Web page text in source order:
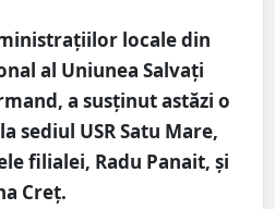
locale din
al Uniunea Salvați
a susținut astăzi o
sediul USR Satu Mare,
filialei, Radu Panait, și
Creț.